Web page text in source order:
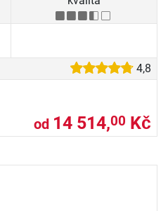
4,8
od 14 514,00 Kč